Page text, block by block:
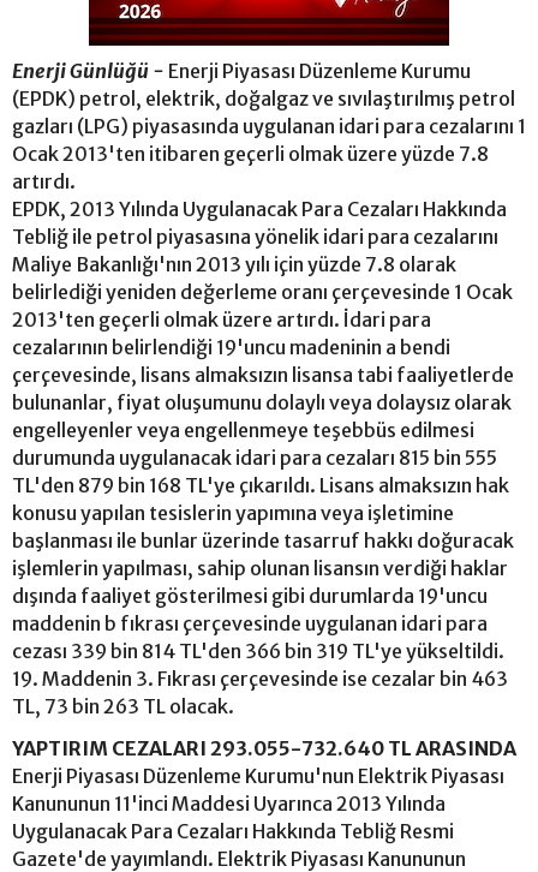
Enerji Günlüğü - Enerji Piyasası Düzenleme Kurumu
(EPDK) petrol, elektrik, doğalgaz ve sıvılaştırılmış petrol
gazları (LPG) piyasasında uygulanan idari para cezalarını 1
Ocak 2013'ten itibaren geçerli olmak üzere yüzde 7.8
artırdı.
EPDK, 2013 Yılında Uygulanacak Para Cezaları Hakkında
Tebliğ ile petrol piyasasına yönelik idari para cezalarını
Maliye Bakanlığı'nın 2013 yılı için yüzde 7.8 olarak
belirlediği yeniden değerleme oranı çerçevesinde 1 Ocak
2013'ten geçerli olmak üzere artırdı. İdari para
cezalarının belirlendiği 19'uncu madeninin a bendi
çerçevesinde, lisans almaksızın lisansa tabi faaliyetlerde
bulunanlar, fiyat oluşumunu dolaylı veya dolaysız olarak
engelleyenler veya engellenmeye teşebbüs edilmesi
durumunda uygulanacak idari para cezaları 815 bin 555
TL'den 879 bin 168 TL'ye çıkarıldı. Lisans almaksızın hak
konusu yapılan tesislerin yapımına veya işletimine
başlanması ile bunlar üzerinde tasarruf hakkı doğuracak
işlemlerin yapılması, sahip olunan lisansın verdiği haklar
dışında faaliyet gösterilmesi gibi durumlarda 19'uncu
maddenin b fıkrası çerçevesinde uygulanan idari para
cezası 339 bin 814 TL'den 366 bin 319 TL'ye yükseltildi.
19. Maddenin 3. Fıkrası çerçevesinde ise cezalar bin 463
TL, 73 bin 263 TL olacak.
YAPTIRIM CEZALARI 293.055-732.640 TL ARASINDA
Enerji Piyasası Düzenleme Kurumu'nun Elektrik Piyasası
Kanununun 11'inci Maddesi Uyarınca 2013 Yılında
Uygulanacak Para Cezaları Hakkında Tebliğ Resmi
Gazete'de yayımlandı. Elektrik Piyasası Kanununun